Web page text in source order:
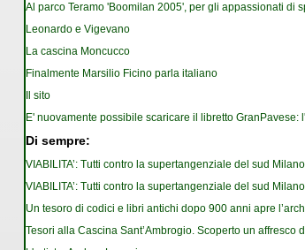
Al parco Teramo 'Boomilan 2005', per gli appassionati di
Leonardo e Vigevano
La cascina Moncucco
Finalmente Marsilio Ficino parla italiano
Il sito
E' nuovamente possibile scaricare il libretto GranPavese:
Di sempre:
VIABILITA’: Tutti contro la supertangenziale del sud Milano
VIABILITA’: Tutti contro la supertangenziale del sud Milano
Un tesoro di codici e libri antichi dopo 900 anni apre
Tesori alla Cascina Sant’Ambrogio. Scoperto un affresco